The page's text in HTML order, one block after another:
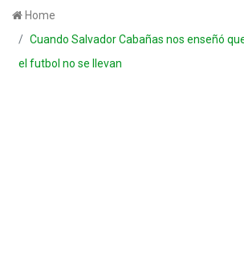
Home
Cuando Salvador Cabañas nos enseñó
el futbol no se llevan